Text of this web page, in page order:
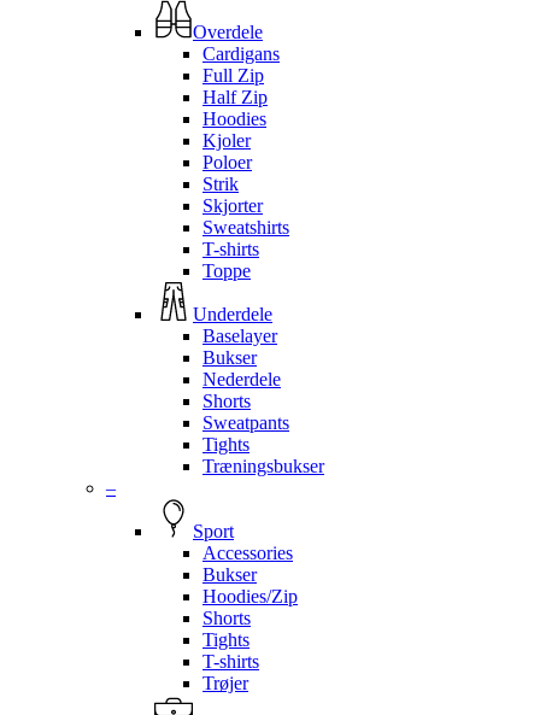
Overdele
Cardigans
Full Zip
Half Zip
Hoodies
Kjoler
Poloer
Strik
Skjorter
Sweatshirts
T-shirts
Toppe
Underdele
Baselayer
Bukser
Nederdele
Shorts
Sweatpants
Tights
Træningsbukser
–
Sport
Accessories
Bukser
Hoodies/Zip
Shorts
Tights
T-shirts
Trøjer